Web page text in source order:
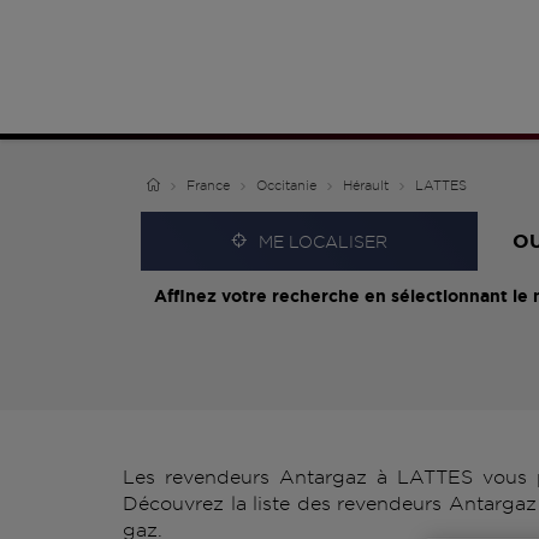
France Occitanie Hérault LATTES
ME LOCALISER
Affinez votre recherche en sélectionnant le
Les revendeurs Antargaz à LATTES
Découvrez la liste des revendeurs
gaz.